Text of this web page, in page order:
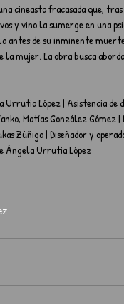
cineasta fracasada que,
y vino la sumerge en una
de su inminente
la mujer. La obra busca
López | Asistencia de
Matías González
Zúñiga | Diseñador y
Ángela Urrutia López